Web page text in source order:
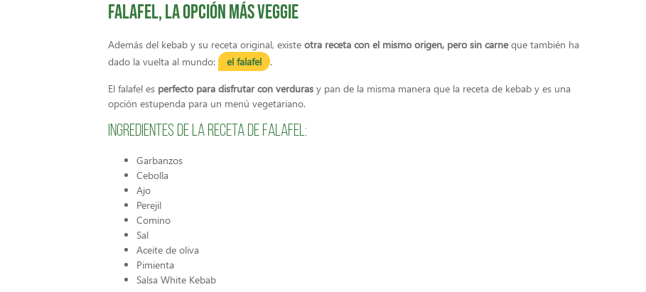
Falafel, la opción más veggie
Además del kebab y su receta original, existe otra receta con el mismo origen, pero sin carneque también ha
dado la vuelta al mundo:
el falafel .
El falafel es perfecto para disfrutar con verduras y pan de la misma manera que la receta de kebab y es una
opción estupenda para un menú vegetariano.
Ingredientes de la receta de Falafel:
Garbanzos
Cebolla
Ajo
Perejil
Comino
Sal
Aceite de oliva
Pimienta
Salsa White Kebab